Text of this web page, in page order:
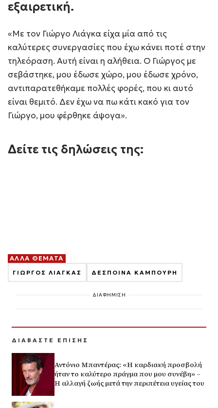
εξαιρετική.
«Με τον Γιώργο Λιάγκα είχα μία από τις
καλύτερες συνεργασίες που έχω κάνει ποτέ στην
τηλεόραση. Αυτή είναι η αλήθεια. Ο Γιώργος με
σεβάστηκε, μου έδωσε χώρο, μου έδωσε χρόνο,
αντιπαρατεθήκαμε πολλές φορές, που κι αυτό
είναι θεμιτό. Δεν έχω να πω κάτι κακό για τον
Γιώργο, μου φέρθηκε άψογα».
Δείτε τις δηλώσεις της:
ΑΛΛΑ ΘΕΜΑΤΑ
ΓΙΩΡΓΟΣ ΛΙΑΓΚΑΣ ΔΕΣΠΟΙΝΑ ΚΑΜΠΟΥΡΗ
ΔΙΑΦΗΜΙΣΗ
ΔΙΑΒΑΣΤΕ ΕΠΙΣΗΣ
Αντόνιο Μπαντέρας: «Η καρδιακή προσβολή
ήταν το καλύτερο πράγμα που μου συνέβη» –
Η αλλαγή ζωής μετά την περιπέτεια υγείας του